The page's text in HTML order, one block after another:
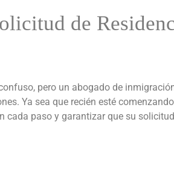
de
pero un abogado de
Ya sea que recién esté
cada paso y garantizar que su